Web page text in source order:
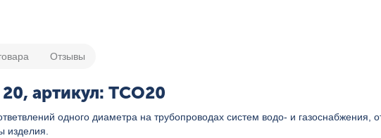
Отзывы
артикул: TCO20
одного диаметра на трубопроводах систем водо- и газоснабжения,
изделия.